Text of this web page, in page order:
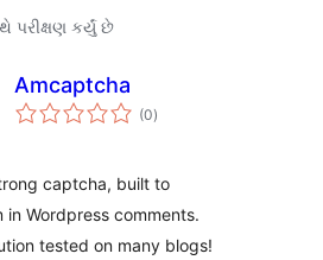
પરીક્ષણ કર્યું છે
Amcaptcha
(0કુલ
રેટિંગ્સ
)
captcha, built to
in Wordpress comments.
tested on many blogs!